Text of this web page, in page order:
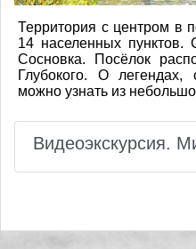
Территория с центром в
14 населенных
Сосновка. Посёлок
Глубокого. О
можно узнать из
Видеоэкскурсия.